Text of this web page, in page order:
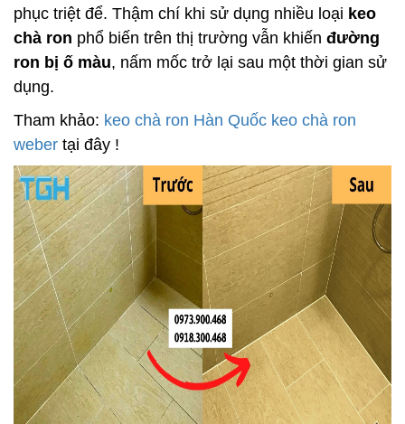
phục triệt để. Thậm chí khi sử dụng nhiều loại keo
chà ron phổ biến trên thị trường vẫn khiến đường
ron bị ố màu, nấm mốc trở lại sau một thời gian sử
dụng.
Tham khảo: keo chà ron Hàn Quốc keo chà ron
weber tại đây !